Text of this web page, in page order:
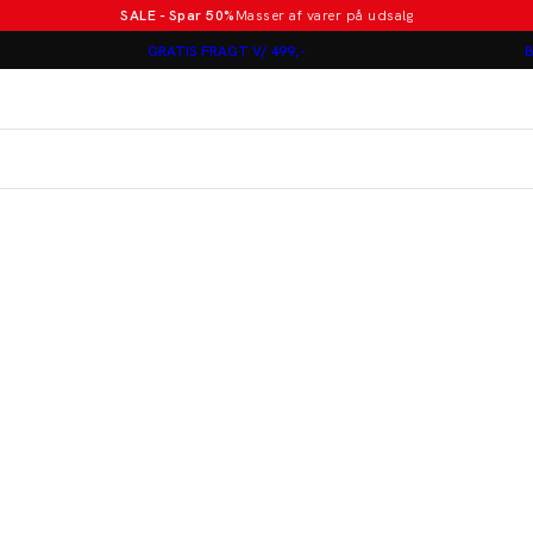
SALE - Spar 50%Masser af varer på udsalg
GRATIS FRAGT V/ 499,-Poloer i nye farver
Jakkesæt fra 1499 kr.
Lindbergh